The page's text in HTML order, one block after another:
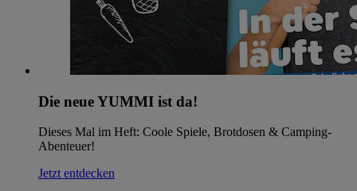
Die neue YUMMI ist da!
Dieses Mal im Heft: Coole Spiele, Brotdosen & Camping-
Abenteuer!
Jetzt entdecken